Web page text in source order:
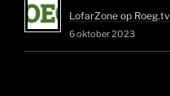
LofarZone op Roeg.tv
6 oktober 2023